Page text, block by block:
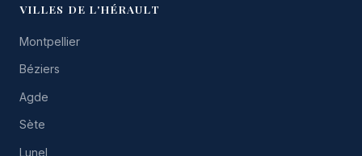
VILLES DE L'HÉRAULT
Montpellier
Béziers
Agde
Sète
Lunel